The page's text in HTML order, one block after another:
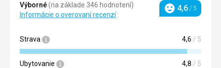
Výborné(na základe 346 hodnotení)
Informácie o overovaní recenzí
Hodnotenie
4,6 / 5
Strava 4,6 / 5
Ubytovanie 4,8 / 5